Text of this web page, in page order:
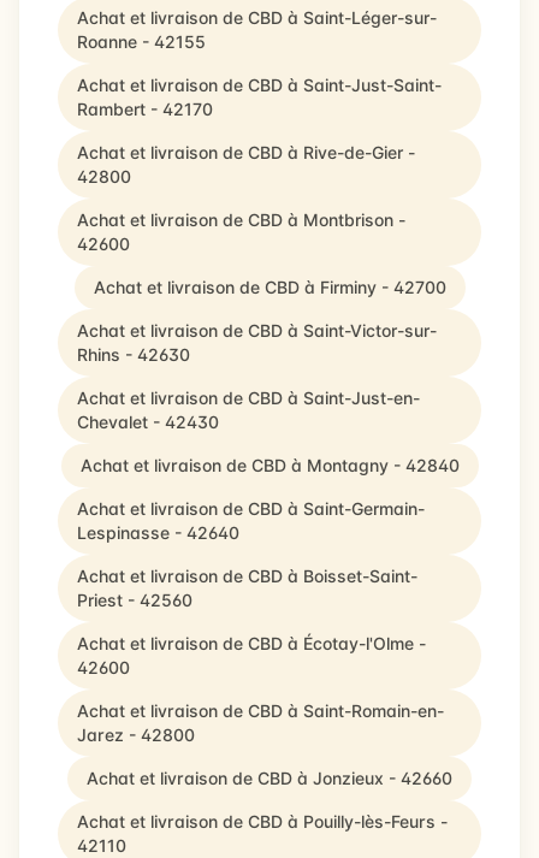
Achat et livraison de CBD à Saint-Léger-sur-
Roanne - 42155
Achat et livraison de CBD à Saint-Just-Saint-
Rambert - 42170
Achat et livraison de CBD à Rive-de-Gier -
42800
Achat et livraison de CBD à Montbrison -
42600
Achat et livraison de CBD à Firminy - 42700
Achat et livraison de CBD à Saint-Victor-sur-
Rhins - 42630
Achat et livraison de CBD à Saint-Just-en-
Chevalet - 42430
Achat et livraison de CBD à Montagny - 42840
Achat et livraison de CBD à Saint-Germain-
Lespinasse - 42640
Achat et livraison de CBD à Boisset-Saint-
Priest - 42560
Achat et livraison de CBD à Écotay-l'Olme -
42600
Achat et livraison de CBD à Saint-Romain-en-
Jarez - 42800
Achat et livraison de CBD à Jonzieux - 42660
Achat et livraison de CBD à Pouilly-lès-Feurs -
42110